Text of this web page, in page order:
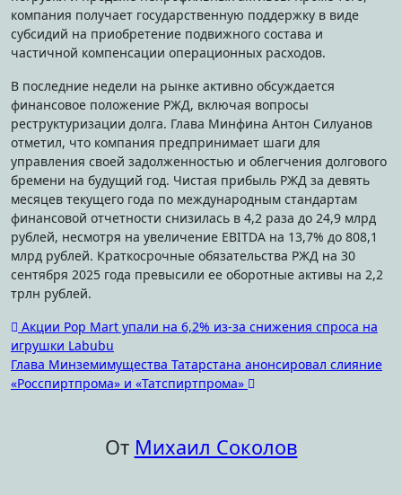
компания получает государственную поддержку в виде
субсидий на приобретение подвижного состава и
частичной компенсации операционных расходов.
В последние недели на рынке активно обсуждается
финансовое положение РЖД, включая вопросы
реструктуризации долга. Глава Минфина Антон Силуанов
отметил, что компания предпринимает шаги для
управления своей задолженностью и облегчения долгового
бремени на будущий год. Чистая прибыль РЖД за девять
месяцев текущего года по международным стандартам
финансовой отчетности снизилась в 4,2 раза до 24,9 млрд
рублей, несмотря на увеличение EBITDA на 13,7% до 808,1
млрд рублей. Краткосрочные обязательства РЖД на 30
сентября 2025 года превысили ее оборотные активы на 2,2
трлн рублей.
Навигация
по
записям
Акции Pop Mart упали на 6,2% из-за снижения спроса на
игрушки Labubu
Глава Минземимущества Татарстана анонсировал слияние
«Росспиртпрома» и «Татспиртпрома»
От Михаил Соколов